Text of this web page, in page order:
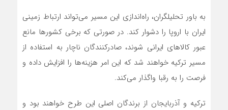
به باور تحلیلگران، راه‌اندازی این مسیر می‌تواند ارتباط زمینی
ایران با اروپا را دشوار کند. در صورتی که برخی کشورها مانع
عبور کالاهای ایرانی شوند، صادرکنندگان ناچار به استفاده از
مسیر ترکیه خواهند شد که این امر هزینه‌ها را افزایش داده و
فرصت را به رقبا واگذار می‌کند.
ترکیه و آذربایجان از برندگان اصلی این طرح خواهند بود و